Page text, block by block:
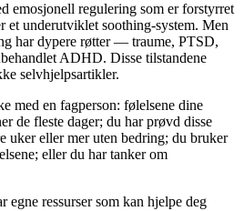
emosjonell regulering som er forstyrret
et underutviklet soothing-system. Men
har dypere røtter — traume, PTSD,
ADHD. Disse tilstandene
selvhjelpsartikler.
med en fagperson: følelsene dine
de fleste dager; du har prøvd disse
uker eller mer uten bedring; du bruker
eller du har tanker om
egne ressurser som kan hjelpe deg